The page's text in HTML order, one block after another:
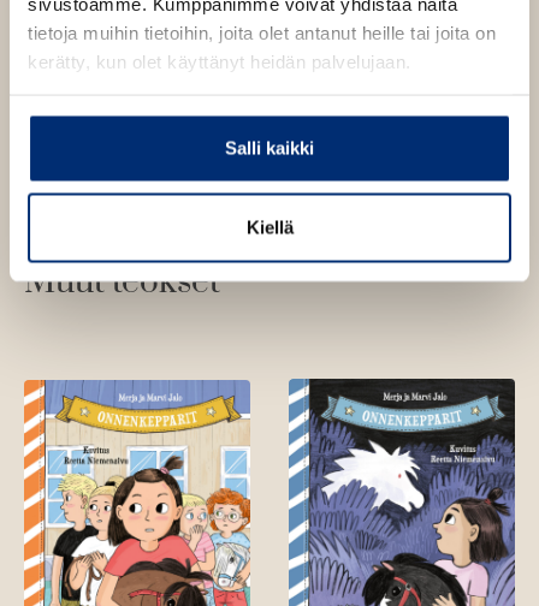
tietoja muihin tietoihin, joita olet antanut heille tai joita on
kerätty, kun olet käyttänyt heidän palvelujaan.
Salli kaikki
Kiellä
a
J
a
Muut teokset